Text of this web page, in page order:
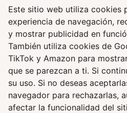
Este sitio web utiliza cookies
experiencia de navegación,
y mostrar publicidad en
También utiliza cookies de
TikTok y Amazon para
que se parezcan a ti. Si
su uso. Si no deseas
navegador para rechazarlas,
afectar la funcionalidad del